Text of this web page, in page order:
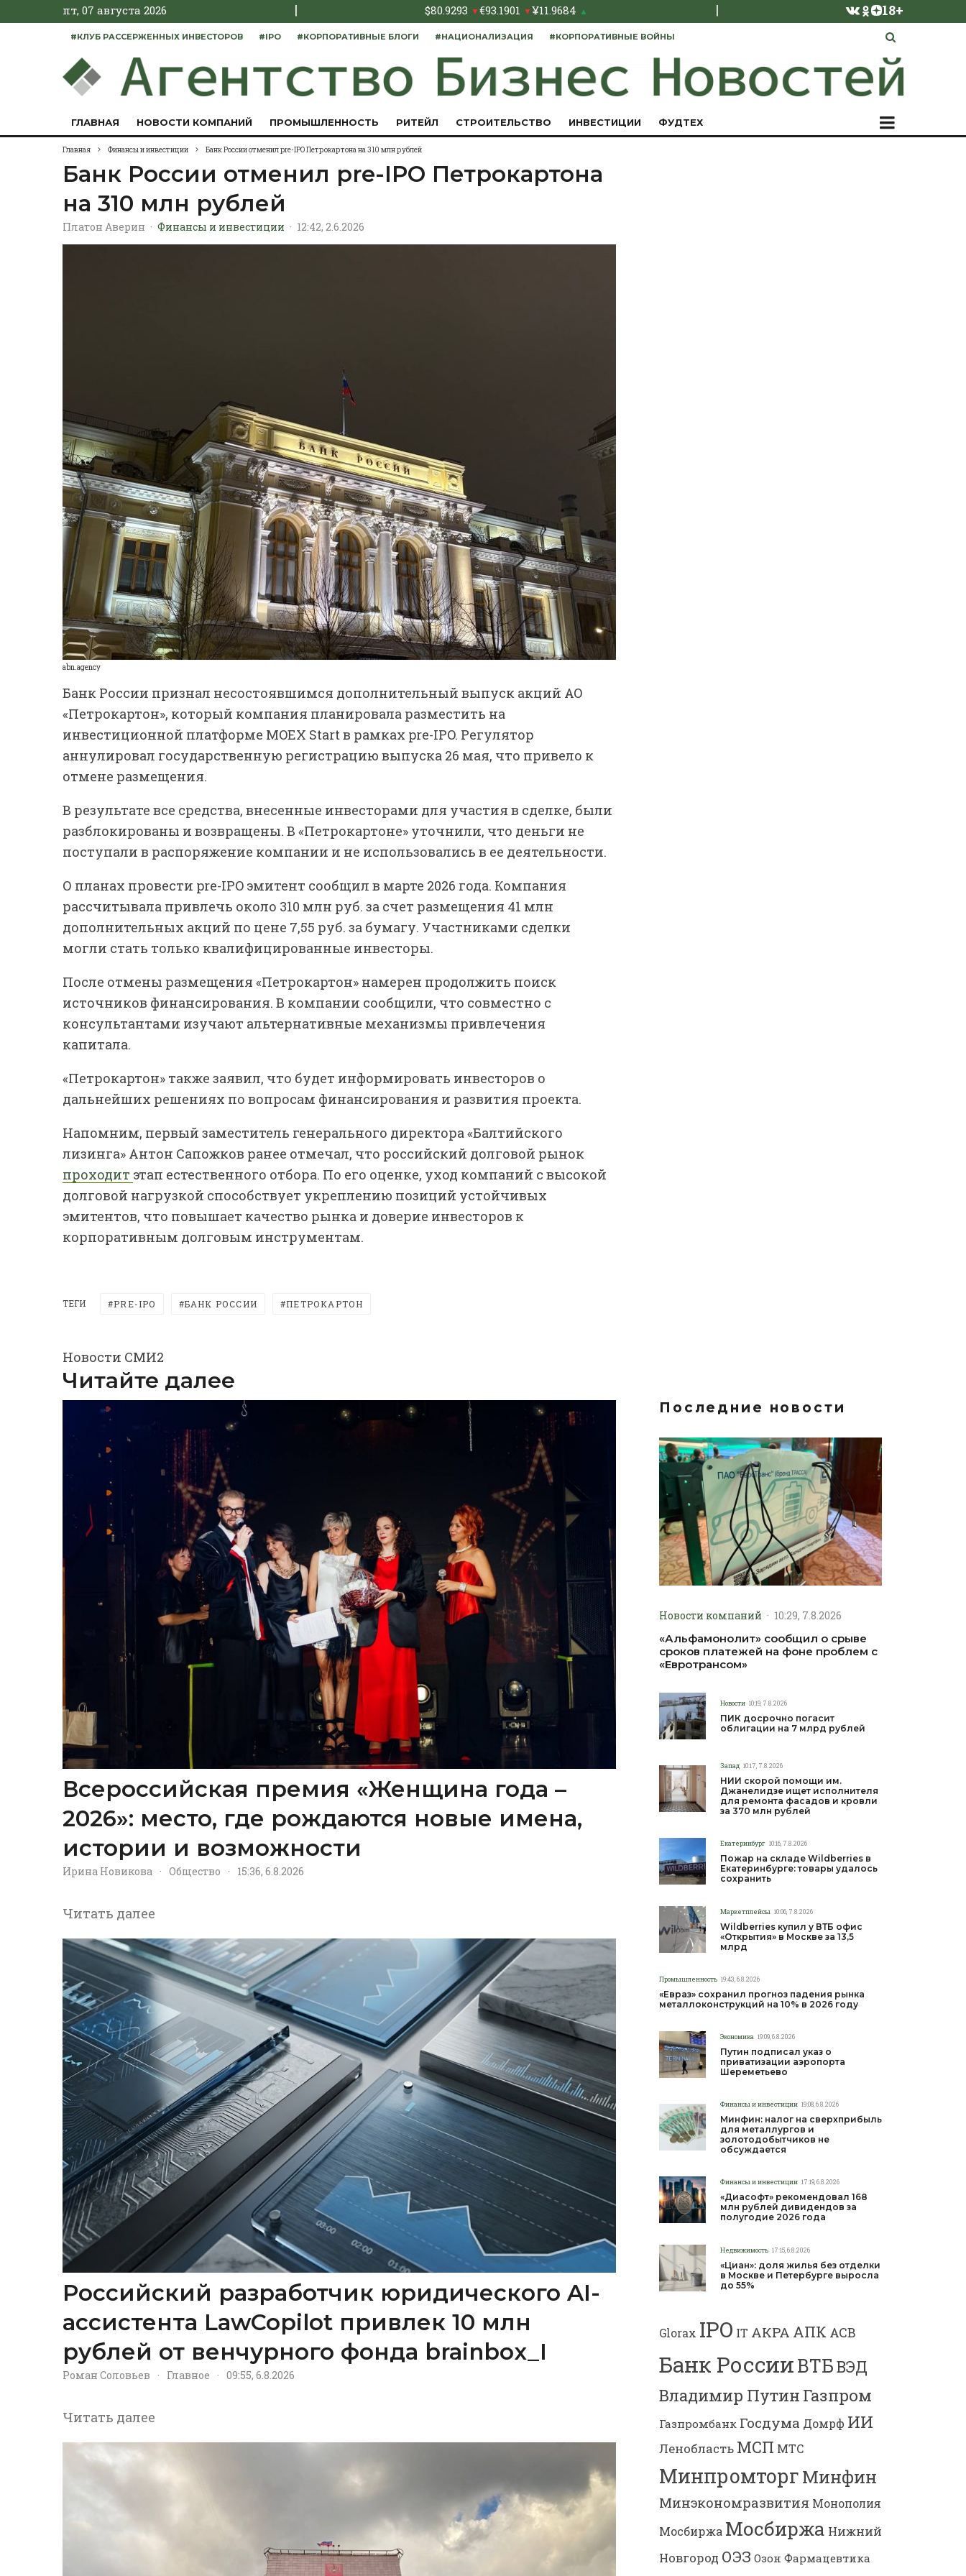
пт, 07 августа 2026 | $80.9293 ▼€93.1901 ▼¥11.9684 ▲ | 18+
#КЛУБ РАССЕРЖЕННЫХ ИНВЕСТОРОВ #IPO #КОРПОРАТИВНЫЕ БЛОГИ #НАЦИОНАЛИЗАЦИЯ #КОРПОРАТИВНЫЕ ВОЙНЫ
ГЛАВНАЯ НОВОСТИ КОМПАНИЙ ПРОМЫШЛЕННОСТЬ РИТЕЙЛ СТРОИТЕЛЬСТВО ИНВЕСТИЦИИ ФУДТЕХ
Главная Финансы и инвестиции Банк России отменил pre-IPO Петрокартона на 310 млн рублей
Банк России отменил pre-IPO Петрокартона
на 310 млн рублей
Платон Аверин · Финансы и инвестиции · 12:42, 2.6.2026
abn.agency
Банк России признал несостоявшимся дополнительный выпуск акций АО
«Петрокартон», который компания планировала разместить на
инвестиционной платформе MOEX Start в рамках pre-IPO. Регулятор
аннулировал государственную регистрацию выпуска 26 мая, что привело к
отмене размещения.
В результате все средства, внесенные инвесторами для участия в сделке, были
разблокированы и возвращены. В «Петрокартоне» уточнили, что деньги не
поступали в распоряжение компании и не использовались в ее деятельности.
О планах провести pre-IPO эмитент сообщил в марте 2026 года. Компания
рассчитывала привлечь около 310 млн руб. за счет размещения 41 млн
дополнительных акций по цене 7,55 руб. за бумагу. Участниками сделки
могли стать только квалифицированные инвесторы.
После отмены размещения «Петрокартон» намерен продолжить поиск
источников финансирования. В компании сообщили, что совместно с
консультантами изучают альтернативные механизмы привлечения
капитала.
«Петрокартон» также заявил, что будет информировать инвесторов о
дальнейших решениях по вопросам финансирования и развития проекта.
Напомним, первый заместитель генерального директора «Балтийского
лизинга» Антон Сапожков ранее отмечал, что российский долговой рынок
проходит этап естественного отбора. По его оценке, уход компаний с высокой
долговой нагрузкой способствует укреплению позиций устойчивых
эмитентов, что повышает качество рынка и доверие инвесторов к
корпоративным долговым инструментам.
ТЕГИ PRE-IPO БАНК РОССИИ ПЕТРОКАРТОН
Новости СМИ2
Читайте далее
Всероссийская премия «Женщина года –
2026»: место, где рождаются новые имена,
истории и возможности
Ирина Новикова · Общество · 15:36, 6.8.2026
Читать далее
Российский разработчик юридического AI-
ассистента LawCopilot привлек 10 млн
рублей от венчурного фонда brainbox_I
Роман Соловьев · Главное · 09:55, 6.8.2026
Читать далее
Последние новости
Новости компаний · 10:29, 7.8.2026
«Альфамонолит» сообщил о срыве
сроков платежей на фоне проблем с
«Евротрансом»
Новости 10:19, 7.8.2026
ПИК досрочно погасит
облигации на 7 млрд рублей
Запад 10:17, 7.8.2026
НИИ скорой помощи им.
Джанелидзе ищет исполнителя
для ремонта фасадов и кровли
за 370 млн рублей
Екатеринбург 10:16, 7.8.2026
Пожар на складе Wildberries в
Екатеринбурге: товары удалось
сохранить
Маркетплейсы 10:06, 7.8.2026
Wildberries купил у ВТБ офис
«Открытия» в Москве за 13,5
млрд
Промышленность 19:43, 6.8.2026
«Евраз» сохранил прогноз падения рынка
металлоконструкций на 10% в 2026 году
Экономика 19:09, 6.8.2026
Путин подписал указ о
приватизации аэропорта
Шереметьево
Финансы и инвестиции 19:08, 6.8.2026
Минфин: налог на сверхприбыль
для металлургов и
золотодобытчиков не
обсуждается
Финансы и инвестиции 17:19, 6.8.2026
«Диасофт» рекомендовал 168
млн рублей дивидендов за
полугодие 2026 года
Недвижимость 17:15, 6.8.2026
«Циан»: доля жилья без отделки
в Москве и Петербурге выросла
до 55%
Glorax IPO IT АКРА АПК АСВ
Банк РоссииВТБВЭД
Владимир Путин Газпром
Газпромбанк Госдума Домрф ИИ
Ленобласть МСП МТС
МинпромторгМинфин
Минэкономразвития Монополия
Мосбиржа Мосбиржа Нижний
Новгород ОЭЗ Озон Фармацевтика